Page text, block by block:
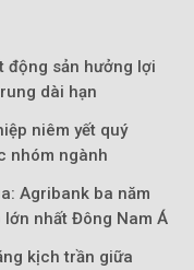
động sản hưởng lợi
dài hạn
niêm yết quý
nhóm ngành
Agribank ba năm
nhất Đông Nam Á
kịch trần giữa